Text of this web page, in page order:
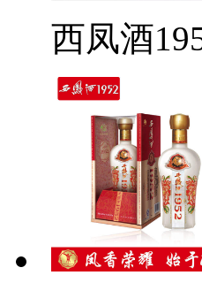
西凤酒